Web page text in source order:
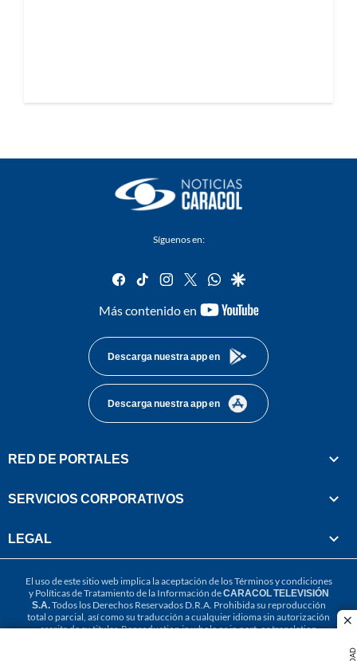
Síguenos en:
facebook
tiktok instagram
twitterwhatsapp
google
Más contenido en
youtube-
Descarga nuestra app en
Descarga nuestra app en
RED DE PORTALES
SERVICIOS CORPORATIVOS
LEGAL
El uso de este sitio web implica la aceptación de losTérminos y condiciones
y Políticas de Tratamiento de la Información deCARACOL TELEVISIÓN
S.A.Todos los Derechos Reservados D.R.A. Prohibida su reproducción
total o parcial, así como su traducción a cualquier idioma sin autorización
escrita de su titular. Reproduction in whole or in part, or translation